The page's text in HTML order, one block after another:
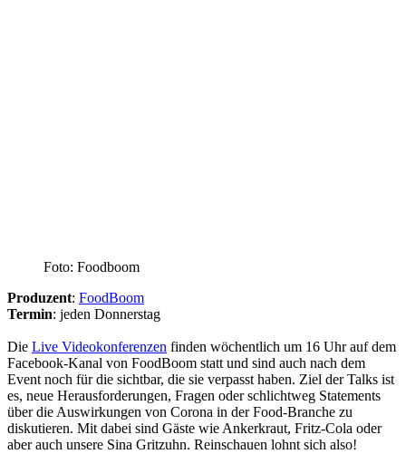
Foto: Foodboom
Produzent: FoodBoom
Termin: jeden Donnerstag
Die Live Videokonferenzen finden wöchentlich um 16 Uhr auf dem
Facebook-Kanal von FoodBoom statt und sind auch nach dem
Event noch für die sichtbar, die sie verpasst haben. Ziel der Talks ist
es, neue Herausforderungen, Fragen oder schlichtweg Statements
über die Auswirkungen von Corona in der Food-Branche zu
diskutieren. Mit dabei sind Gäste wie Ankerkraut, Fritz-Cola oder
aber auch unsere Sina Gritzuhn. Reinschauen lohnt sich also!